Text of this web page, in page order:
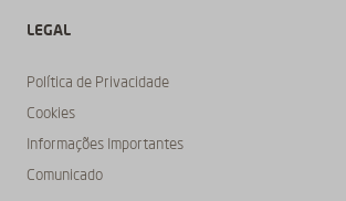
LEGAL
Política de Privacidade
Cookies
Informações Importantes
Comunicado